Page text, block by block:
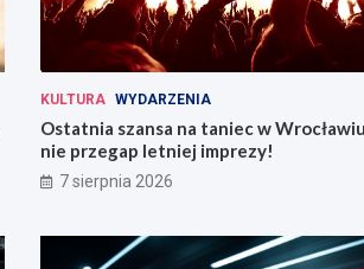
KULTURA WYDARZENIA
Ostatnia szansa na taniec w
nie przegap letniej imprezy!
7 sierpnia 2026